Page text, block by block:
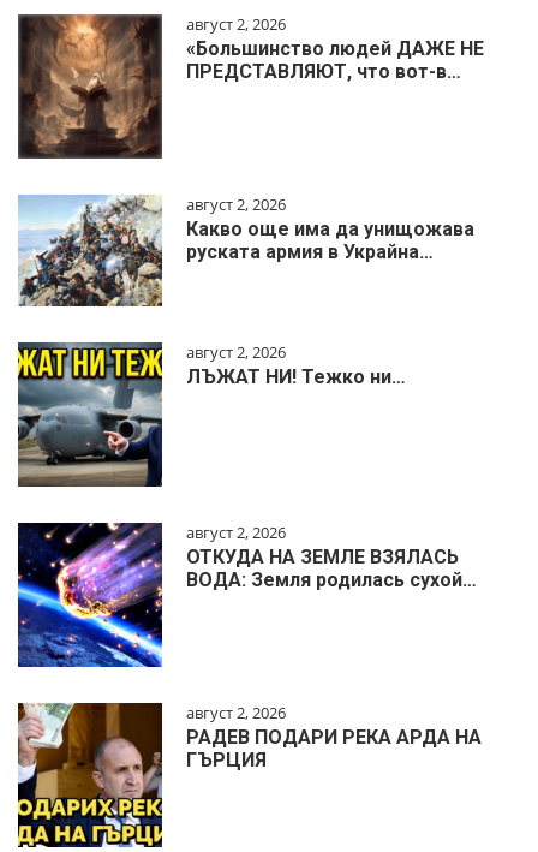
август 2, 2026
«Большинство людей ДАЖЕ НЕ
ПРЕДСТАВЛЯЮТ, что вот-в…
август 2, 2026
Какво още има да унищожава
руската армия в Украйна…
август 2, 2026
ЛЪЖАТ НИ! Тежко ни…
август 2, 2026
ОТКУДА НА ЗЕМЛЕ ВЗЯЛАСЬ
ВОДА: Земля родилась сухой…
август 2, 2026
РАДЕВ ПОДАРИ РЕКА АРДА НА
ГЪРЦИЯ